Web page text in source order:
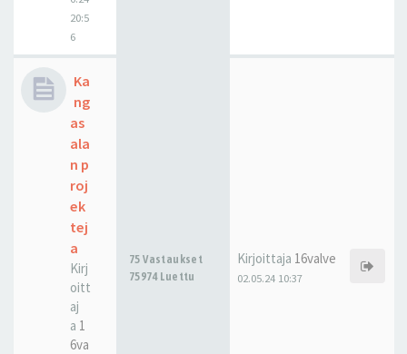
20:5
6
Ka
ng
as
ala
n p
roj
ek
tej
a
Kirj
oitt
aj
a 1
6va
75 Vastaukset
75974 Luettu
Kirjoittaja 16valve
02.05.24 10:37